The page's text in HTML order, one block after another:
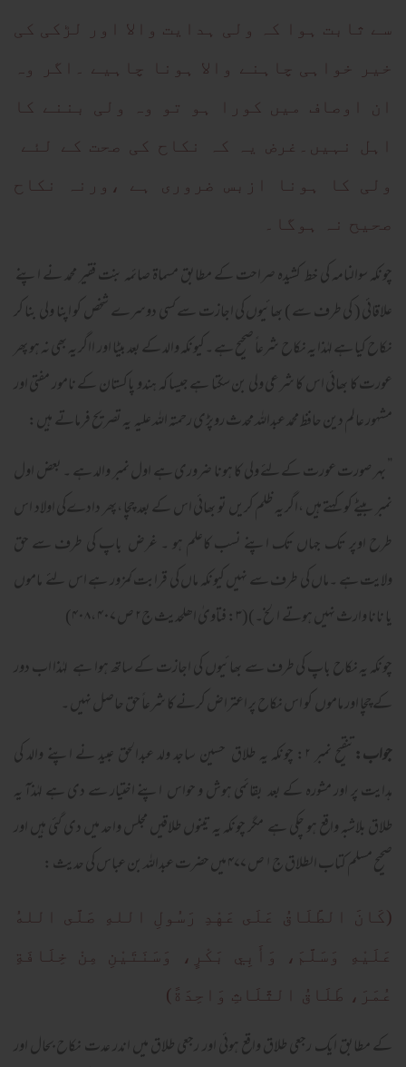
سے ثابت ہوا کہ ولی ہدایت والا اور لڑکی کی
خیر خواہی چاہنے والا ہونا چاہیے ۔اگر وہ
ان اوصاف میں کورا ہو تو وہ ولی بننے کا
اہل نہیں۔غرض یہ کہ نکاح کی صحت کے لئے
ولی کا ہونا ازبس ضروری ہے ،ورنہ نکاح
صحیح نہ ہوگا۔
چونکہ سوالنامہ کی خط کشیدہ صراحت کے مطابق مسماۃ صائمہ بنت فقیر محمد نے اپنے
علاقائی ( کی طرف سے ) بھائیوں کی اجازت سے کسی دوسرے شخص کو اپنا ولی بنا کر
نکاح کیا ہے لہٰذا یہ نکاح شرعاً صحیح ہے ۔کیونکہ والد کے بعد بیٹا اور ااگر یہ بھی نہ ہو پھر
عورت کا بھائی اس کا شرعی ولی بن سکتا ہے جیسا کہ ہندو پاکستان کے نامور مفتی اور
مشہور عالم دین حافظ محمد عبداللہ محدث روپڑی رحمتہ اللہ علیہ یہ تصریح فرماتے ہیں:
” بہر صورت عورت کےلئے ولی کا ہونا ضروری ہے اول نمبر والد ہے ۔ بعض اول
نمبر بیٹے کو کہتے ہیں ،اگر یہ ظلم کریں تو بھائی اس کے بعد چچا ،پھر دادےکی اولاد اس
طرح اوپر تک جہاں تک اپنے نسب کاعلم ہو ۔ غرض باپ کی طرف سے حق
ولایت ہے ۔ماں کی طرف سے نہیں کیونکہ ماں کی قرابت کمزور ہے اس لئے ماموں
یا نانا وارث نہیں ہوتے الخ۔)(۳: فتاویٰ اھلحدیث ج۲ ص ۴۰۷ ،۴۰۸)
چونکہ یہ نکاح باپ کی طرف سے بھائیوں کی اجازت کے ساتھ ہوا ہے لہٰذا اب دور
کے چچا اور ماموں کو اس نکاح پر اعتراض کرنے کا شرعاً حق حاصل نہیں ۔
جواب:
تنقیح نمبر ۲: چونکہ یہ طلاق حسین ساجد ولد عبدالحق عبید نے اپنے والد کی
ہدایت پر اور مشورہ کے بعد بقائمی ہوش و حواس اپنے اختیار سے دی ہے لہٰذآ یہ
طلاق بلاشبہ واقع ہو چکی ہے مگر چونکہ یہ تینوں طلاقیں مجلس واحد میں دی گئی ہیں اور
صحیح مسلم کتاب الطلاق ج۱ ص ۴۷۷ میں حضرت عبداللہ بن عباس کی حدیث :
(كَانَ الطَّلَاقُ عَلَى عَهْدِ رَسُولِ اللهِ صَلَّى اللهُ
عَلَيْهِ وَسَلَّمَ، وَأَبِي بَكْرٍ، وَسَنَتَيْنِ مِنْ خِلَافَةِ
عُمَرَ، طَلَاقُ الثَّلَاثِ وَاحِدَةً)
کے مطابق ایک رجعی طلاق واقع ہوئی اور رجعی طلاق میں اندر عدت نکاح بحال اور